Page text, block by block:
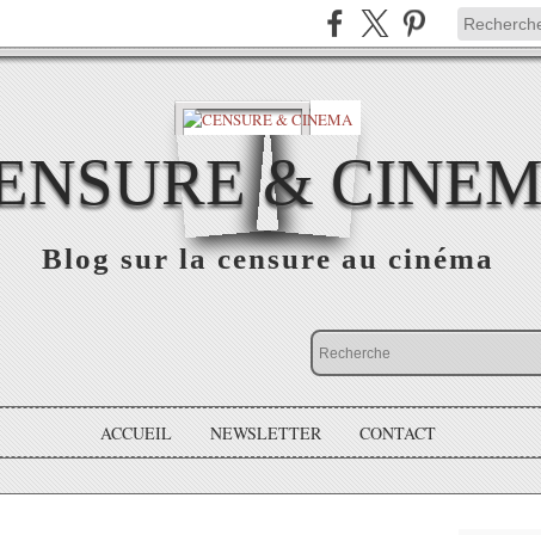
&
Blog sur la censure au cinéma
ACCUEIL NEWSLETTER CONTACT